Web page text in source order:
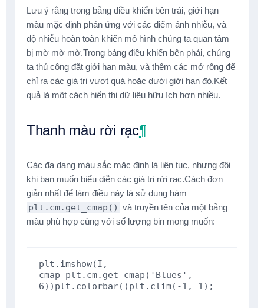
Lưu ý rằng trong bảng điều khiển bên trái, giới hạn
màu mặc định phản ứng với các điểm ảnh nhiễu, và
độ nhiễu hoàn toàn khiến mô hình chúng ta quan tâm
bị mờ mờ mờ.Trong bảng điều khiển bên phải, chúng
ta thủ công đặt giới hạn màu, và thêm các mở rộng để
chỉ ra các giá trị vượt quá hoặc dưới giới hạn đó.Kết
quả là một cách hiển thị dữ liệu hữu ích hơn nhiều.
Thanh màu rời rạc¶
Các đa dạng màu sắc mặc định là liên tục, nhưng đôi
khi bạn muốn biểu diễn các giá trị rời rạc.Cách đơn
giản nhất để làm điều này là sử dụng hàm
plt.cm.get_cmap() và truyền tên của một bảng
màu phù hợp cùng với số lượng bin mong muốn:
plt . imshow(I ,
cmap=plt . cm. get_cmap ( 'Blues' ,
6)) plt . colorbar() plt . clim( -1 , 1);